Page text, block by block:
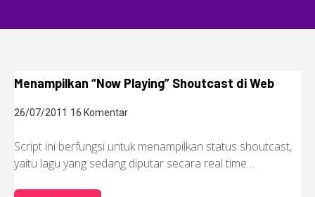
Menampilkan “Now Playing” Shoutcast di Web
26/07/2011 16 Komentar
Script ini berfungsi untuk menampilkan status shoutcast,
yaitu lagu yang sedang diputar secara real time…